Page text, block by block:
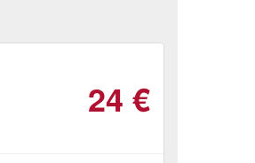
24 €